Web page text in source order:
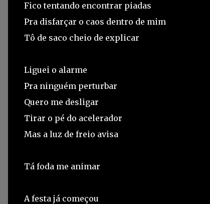
Fico tentando encontrar piadas
Pra disfarçar o caos dentro de mim
Tô de saco cheio de explicar
Liguei o alarme
Pra ninguém perturbar
Quero me desligar
Tirar o pé do acelerador
Mas a luz de freio avisa
Tá foda me animar
A festa já começou